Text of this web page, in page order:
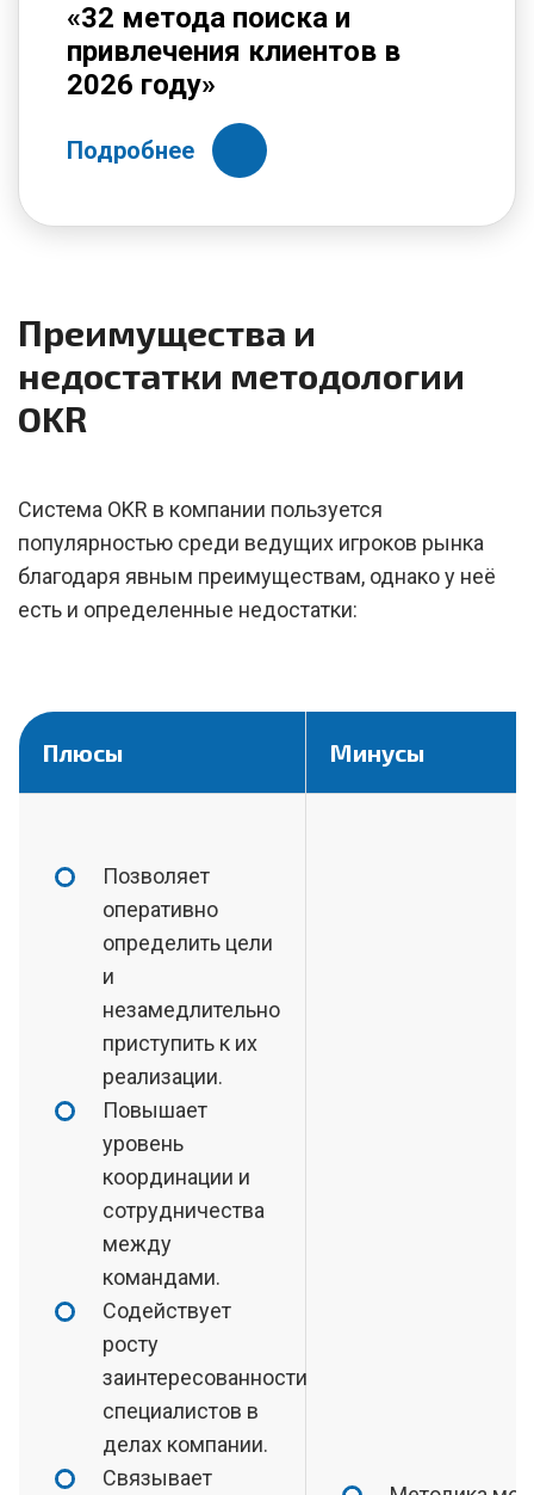
«32 метода поиска и
привлечения клиентов в
2026 году»
Подробнее
Преимущества и
недостатки методологии
OKR
Система OKR в компании пользуется
популярностью среди ведущих игроков рынка
благодаря явным преимуществам, однако у неё
есть и определенные недостатки:
Плюсы Минусы
Позволяет
оперативно
определить цели
и
незамедлительно
приступить к их
реализации.
Повышает
уровень
координации и
сотрудничества
между
командами.
Содействует
росту
заинтересованности
специалистов в
делах компании.
Связывает